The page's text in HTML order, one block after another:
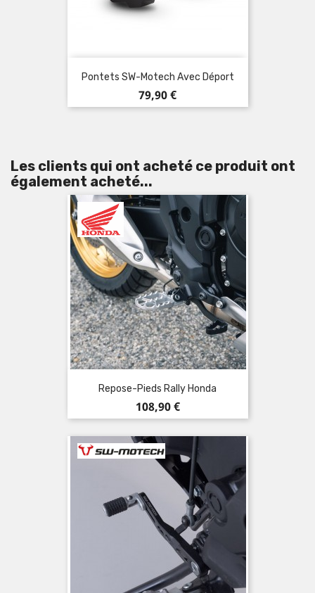
Pontets SW-Motech Avec Déport
Prix
79,90 €
Les clients qui ont acheté ce produit ont
également acheté...
Repose-Pieds Rally Honda
Prix
108,90 €